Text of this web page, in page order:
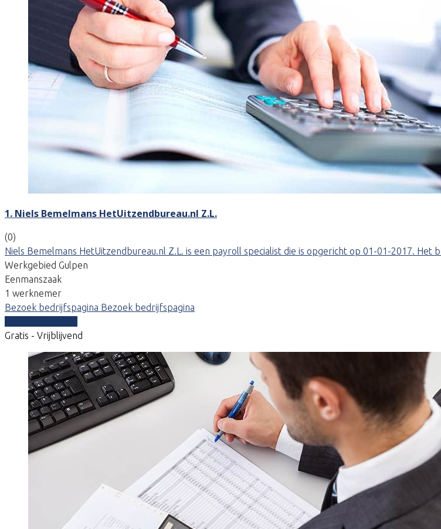
1. Niels Bemelmans HetUitzendbureau.nl Z.L.
(0)
Niels Bemelmans HetUitzendbureau.nl Z.L. is een payroll specialist die is opgericht op 01-01-2017.
Werkgebied Gulpen
Eenmanszaak
1 werknemer
Bezoek bedrijfspagina Bezoek bedrijfspagina
Gratis - Vrijblijvend